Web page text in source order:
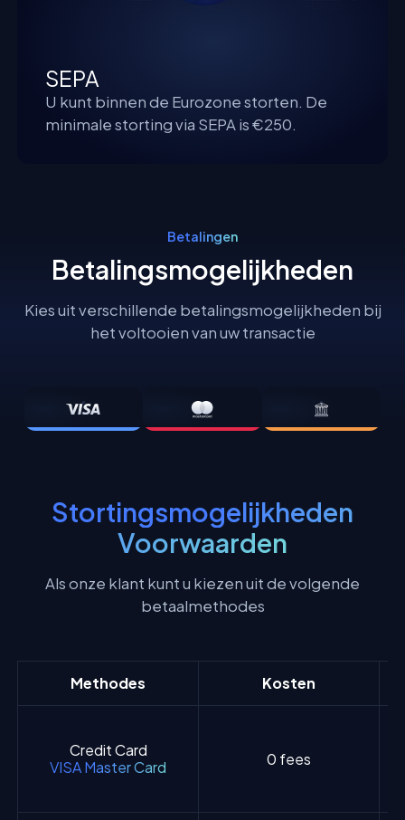
SEPA
U kunt binnen de Eurozone storten. De
minimale storting via SEPA is €250.
Betalingen
Betalingsmogelijkheden
Kies uit verschillende betalingsmogelijkheden bij
het voltooien van uw transactie
Stortingsmogelijkheden
Voorwaarden
Als onze klant kunt u kiezen uit de volgende
betaalmethodes
Methodes Kosten
Credit Card
VISA Master Card
0 fees